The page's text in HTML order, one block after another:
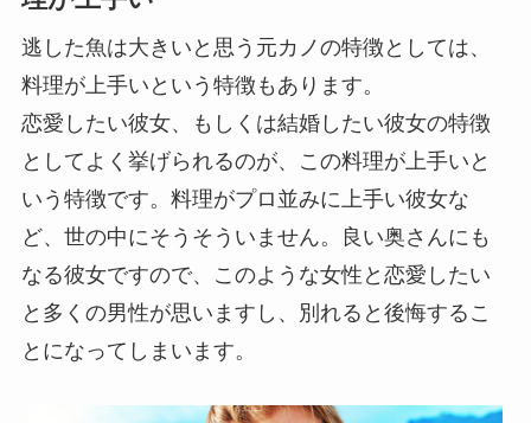
逃した魚は大きいと思う元カノの特徴としては、
料理が上手いという特徴もあります。
恋愛したい彼女、もしくは結婚したい彼女の特徴
としてよく挙げられるのが、この料理が上手いと
いう特徴です。料理がプロ並みに上手い彼女な
ど、世の中にそうそういません。良い奥さんにも
なる彼女ですので、このような女性と恋愛したい
と多くの男性が思いますし、別れると後悔するこ
とになってしまいます。